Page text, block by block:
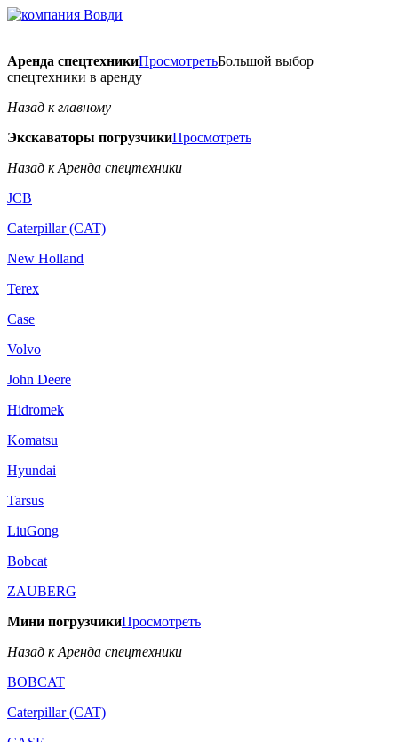
Аренда спецтехникиПросмотретьБольшой выбор
спецтехники в аренду
Назад к главному
Экскаваторы погрузчикиПросмотреть
Назад к Аренда спецтехники
JCB
Caterpillar (CAT)
New Holland
Terex
Case
Volvo
John Deere
Hidromek
Komatsu
Hyundai
Tarsus
LiuGong
Bobcat
ZAUBERG
Мини погрузчикиПросмотреть
Назад к Аренда спецтехники
BOBCAT
Caterpillar (CAT)